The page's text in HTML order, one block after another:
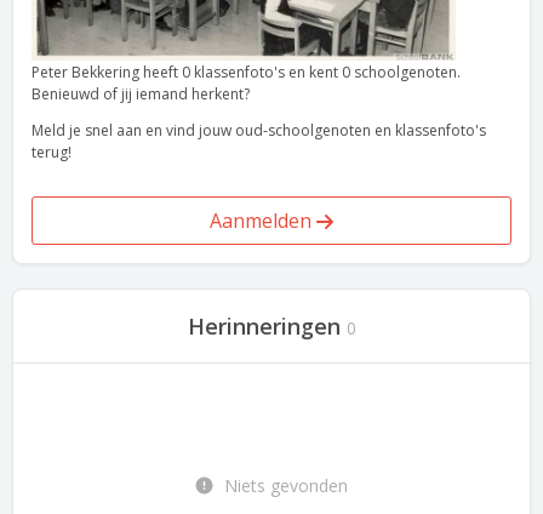
Peter Bekkering heeft 0 klassenfoto's en kent 0 schoolgenoten.
Benieuwd of jij iemand herkent?
Meld je snel aan en vind jouw oud-schoolgenoten en klassenfoto's
terug!
Aanmelden
Herinneringen 0
Niets gevonden